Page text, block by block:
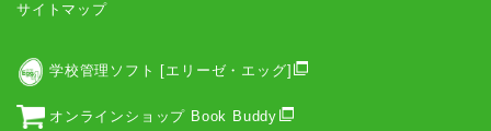
サイトマップ
学校管理ソフト [エリーゼ・エッグ]
オンラインショップ Book Buddy